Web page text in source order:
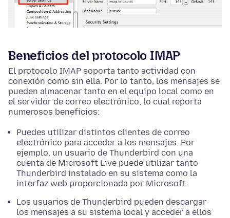
Beneficios del protocolo IMAP
El protocolo IMAP soporta tanto actividad con
conexión como sin ella. Por lo tanto, los mensajes se
pueden almacenar tanto en el equipo local como en
el servidor de correo electrónico, lo cual reporta
numerosos beneficios:
Puedes utilizar distintos clientes de correo
electrónico para acceder a los mensajes. Por
ejemplo, un usuario de Thunderbird con una
cuenta de Microsoft Live puede utilizar tanto
Thunderbird instalado en su sistema como la
interfaz web proporcionada por Microsoft.
Los usuarios de Thunderbird pueden descargar
los mensajes a su sistema local y acceder a ellos